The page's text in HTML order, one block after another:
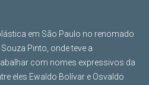
em São Paulo no renomado
Pinto, onde teve a
com nomes expressivos da
eles Ewaldo Bolívar e Osvaldo